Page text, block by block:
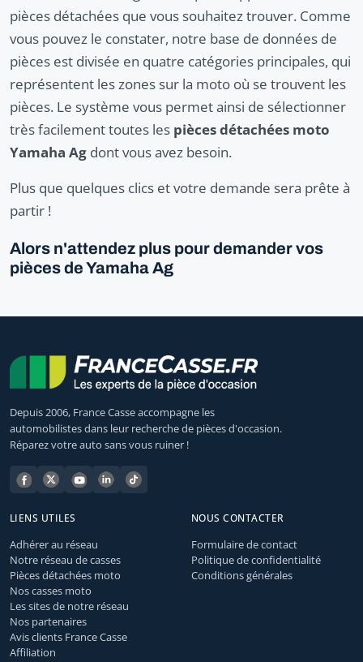
pièces détachées que vous souhaitez trouver. Comme
vous pouvez le constater, notre base de données de
pièces est divisée en quatre catégories principales, qui
représentent les zones sur la moto où se trouvent les
pièces. Le système vous permet ainsi de sélectionner
très facilement toutes les pièces détachées moto
Yamaha Ag dont vous avez besoin.
Plus que quelques clics et votre demande sera prête à
partir !
Alors n'attendez plus pour demander vos
pièces de Yamaha Ag
Depuis 2006, France Casse accompagne les
automobilistes dans leur recherche de pièces d'occasion.
Réparez votre auto sans vous ruiner !
LIENS UTILES
Adhérer au réseau
Notre réseau de casses
Pièces détachées moto
Nos casses moto
Les sites de notre réseau
Nos partenaires
Avis clients France Casse
Affiliation
NOUS CONTACTER
Formulaire de contact
Politique de confidentialité
Conditions générales